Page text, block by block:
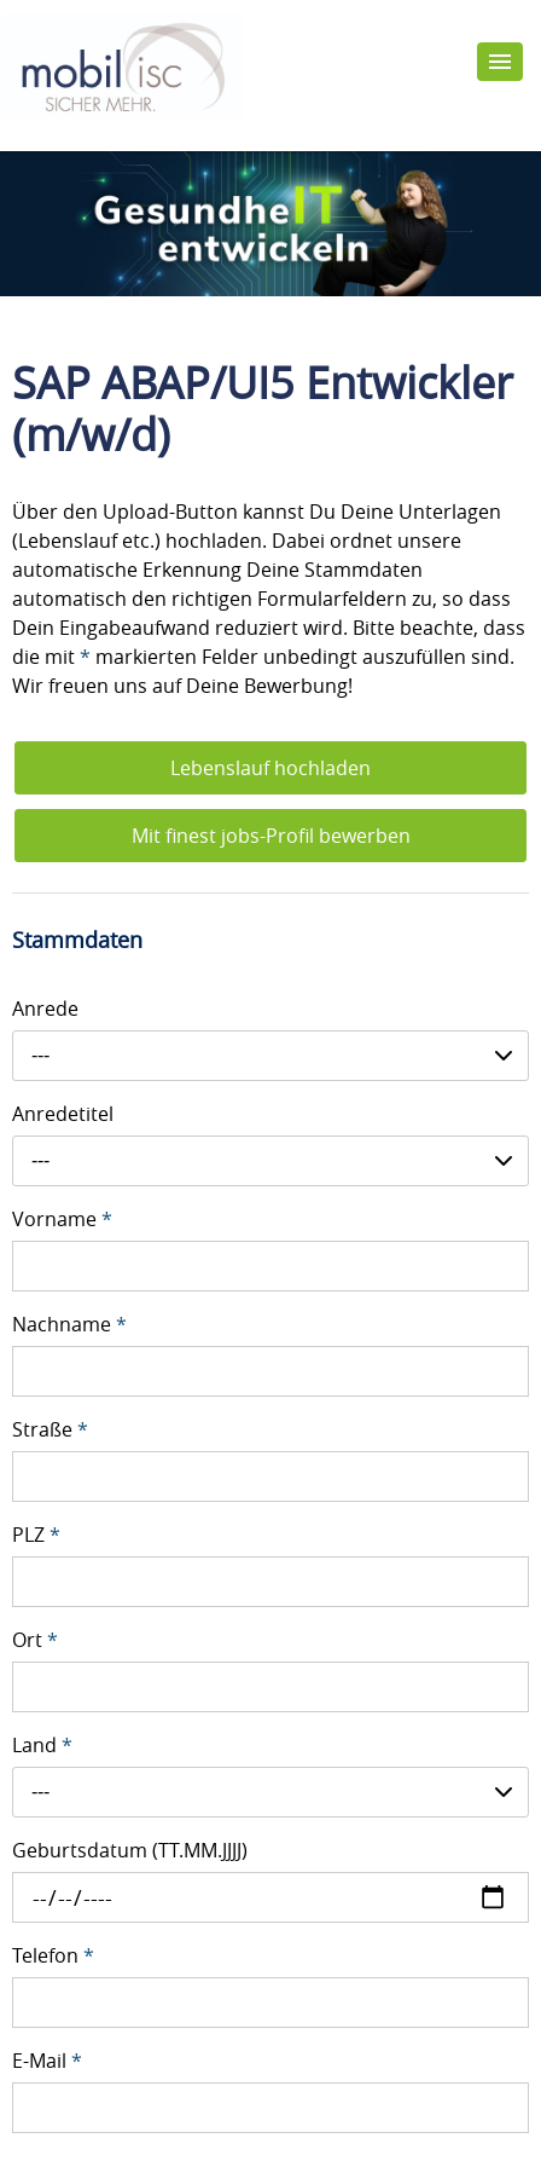
SAP ABAP/UI5 Entwickler
(m/w/d)
Über den Upload-Button kannst Du Deine Unterlagen
(Lebenslauf etc.) hochladen. Dabei ordnet unsere
automatische Erkennung Deine Stammdaten
automatisch den richtigen Formularfeldern zu, so dass
Dein Eingabeaufwand reduziert wird. Bitte beachte, dass
die mit* markierten Felder unbedingt auszufüllen sind.
Wir freuen uns auf Deine Bewerbung!
Lebenslauf hochladen
Mit finest jobs-Profil bewerben
Stammdaten
Anrede
---
Anredetitel
---
Vorname*
Nachname*
Straße*
PLZ*
Ort*
Land *
---
Geburtsdatum (TT.MM.JJJJ)
Telefon *
E-Mail *